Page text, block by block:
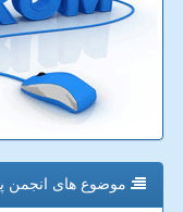
موضوع های انجمن